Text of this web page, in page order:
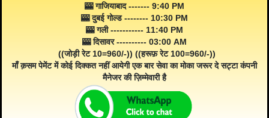
🎰 गाजियाबाद ------- 9:40 PM
🎰 दुबई गोल्ड -------- 10:30 PM
🎰 गली ----------- 11:40 PM
🎰 दिसावर ---------- 03:00 AM
((जोड़ी रेट 10=960/-)) ((हरूफ़ रेट 100=960/-))
माँ क़सम पेमेंट में कोई दिक्कत नहीं आयेगी एक बार सेवा का मोका जरूर दे सट्टा कंपनी
मैनेजर की ज़िम्मेवारी है